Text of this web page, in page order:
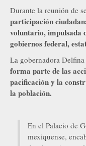
Durante la reunión de
participación
voluntario, impulsada
gobiernos federal,
La gobernadora
forma parte de las
pacificación y la
la población.
En el Palacio de
mexiquense,